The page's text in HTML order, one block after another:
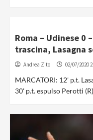
Roma – Udinese 0
trascina, Lasagna
Andrea Zito 02/07/2020
MARCATORI: 12' p.t.
30' p.t. espulso Perotti